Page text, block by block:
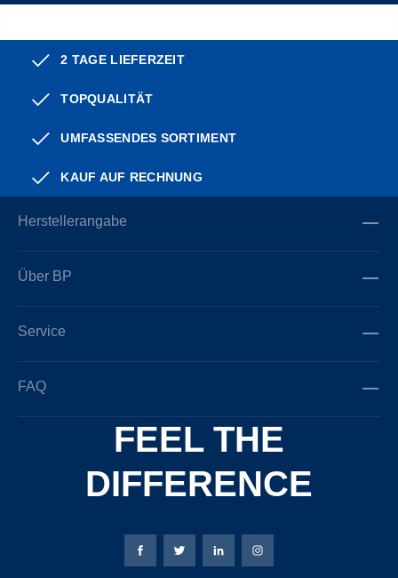
2 TAGE LIEFERZEIT
TOPQUALITÄT
UMFASSENDES SORTIMENT
KAUF AUF RECHNUNG
Herstellerangabe
Über BP
Service
FAQ
FEEL THE
DIFFERENCE
Bierbaum-Proenen Facebook-Seite
Bierbaum-Proenen Twitter Seite
Bierbaum-Proenen LinkedIn
Bierbaum-Proenen